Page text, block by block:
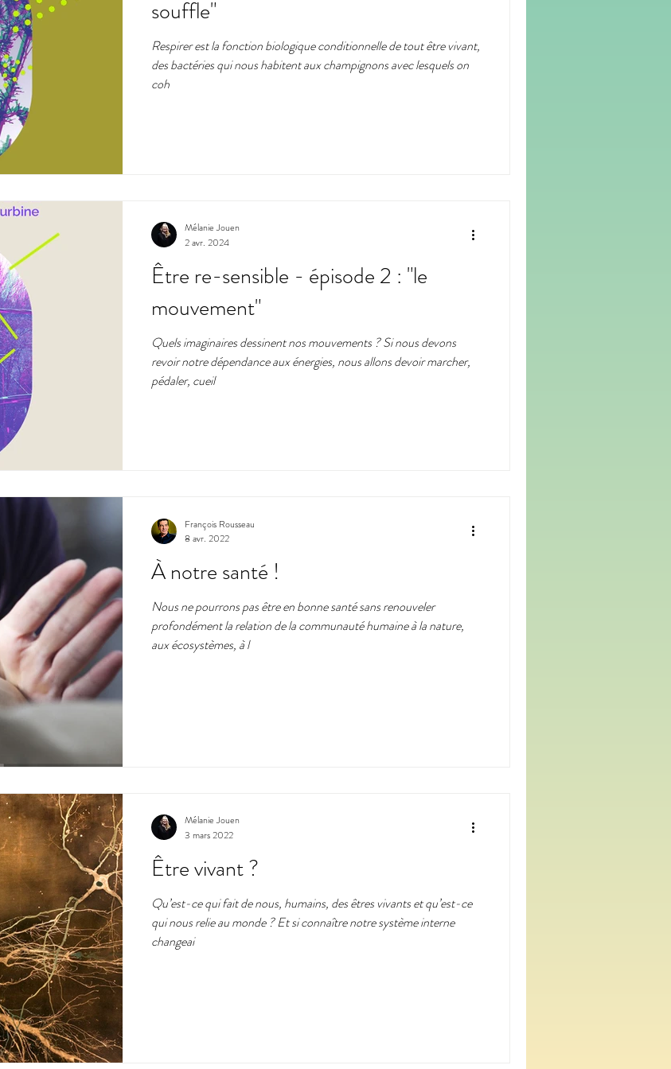
expérimentation citoyens art utopie podcast portrait
souffle"
Respirer est la fonction biologique conditionnelle de tout être vivant,
des bactéries qui nous habitent aux champignons avec lesquels on
coh
Être re-sensible - épisode 2 : "le
mouvement"
Quels imaginaires dessinent nos mouvements ? Si nous devons
revoir notre dépendance aux énergies, nous allons devoir marcher,
pédaler, cueil
Mélanie Jouen
2 avr. 2024
À notre santé !
Nous ne pourrons pas être en bonne santé sans renouveler
profondément la relation de la communauté humaine à la nature,
aux écosystèmes, à l
François Rousseau
8 avr. 2022
Être vivant ?
Qu’est-ce qui fait de nous, humains, des êtres vivants et qu’est-ce
qui nous relie au monde ? Et si connaître notre système interne
changeai
Mélanie Jouen
3 mars 2022